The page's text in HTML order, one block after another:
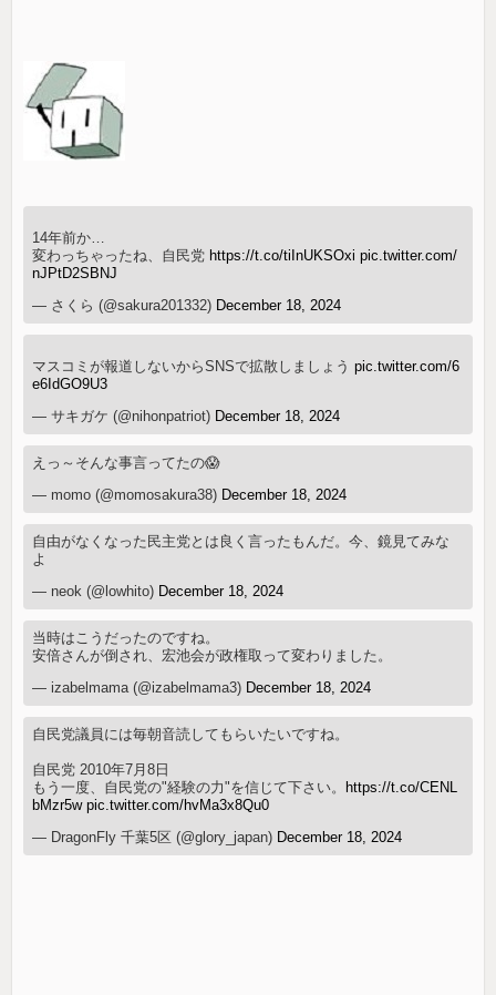
14年前か…
変わっちゃったね、自民党 https://t.co/tiInUKSOxi pic.twitter.com/
nJPtD2SBNJ
— さくら (@sakura201332) December 18, 2024
マスコミが報道しないからSNSで拡散しましょうpic.twitter.com/6
e6IdGO9U3
— サキガケ (@nihonpatriot) December 18, 2024
えっ～そんな事言ってたの😱
— momo (@momosakura38) December 18, 2024
自由がなくなった民主党とは良く言ったもんだ。今、鏡見てみな
よ
— neok (@lowhito) December 18, 2024
当時はこうだったのですね。
安倍さんが倒され、宏池会が政権取って変わりました。
— izabelmama (@izabelmama3) December 18, 2024
自民党議員には毎朝音読してもらいたいですね。
自民党 2010年7月8日
もう一度、自民党の"経験の力"を信じて下さい。 https://t.co/CENL
bMzr5w pic.twitter.com/hvMa3x8Qu0
— DragonFly 千葉5区 (@glory_japan) December 18, 2024